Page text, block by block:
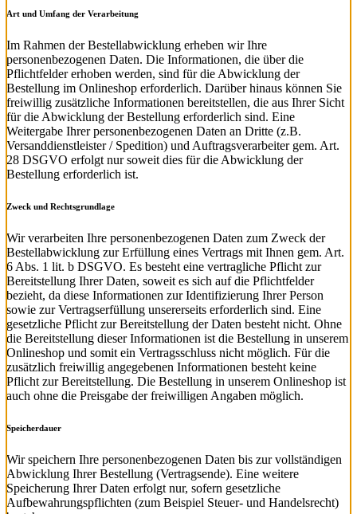
Art und Umfang der Verarbeitung
Im Rahmen der Bestellabwicklung erheben wir Ihre
personenbezogenen Daten. Die Informationen, die über die
Pflichtfelder erhoben werden, sind für die Abwicklung der
Bestellung im Onlineshop erforderlich. Darüber hinaus können Sie
freiwillig zusätzliche Informationen bereitstellen, die aus Ihrer Sicht
für die Abwicklung der Bestellung erforderlich sind. Eine
Weitergabe Ihrer personenbezogenen Daten an Dritte (z.B.
Versanddienstleister / Spedition) und Auftragsverarbeiter gem. Art.
28 DSGVO erfolgt nur soweit dies für die Abwicklung der
Bestellung erforderlich ist.
Zweck und Rechtsgrundlage
Wir verarbeiten Ihre personenbezogenen Daten zum Zweck der
Bestellabwicklung zur Erfüllung eines Vertrags mit Ihnen gem. Art.
6 Abs. 1 lit. b DSGVO. Es besteht eine vertragliche Pflicht zur
Bereitstellung Ihrer Daten, soweit es sich auf die Pflichtfelder
bezieht, da diese Informationen zur Identifizierung Ihrer Person
sowie zur Vertragserfüllung unsererseits erforderlich sind. Eine
gesetzliche Pflicht zur Bereitstellung der Daten besteht nicht. Ohne
die Bereitstellung dieser Informationen ist die Bestellung in unserem
Onlineshop und somit ein Vertragsschluss nicht möglich. Für die
zusätzlich freiwillig angegebenen Informationen besteht keine
Pflicht zur Bereitstellung. Die Bestellung in unserem Onlineshop ist
auch ohne die Preisgabe der freiwilligen Angaben möglich.
Speicherdauer
Wir speichern Ihre personenbezogenen Daten bis zur vollständigen
Abwicklung Ihrer Bestellung (Vertragsende). Eine weitere
Speicherung Ihrer Daten erfolgt nur, sofern gesetzliche
Aufbewahrungspflichten (zum Beispiel Steuer- und Handelsrecht)